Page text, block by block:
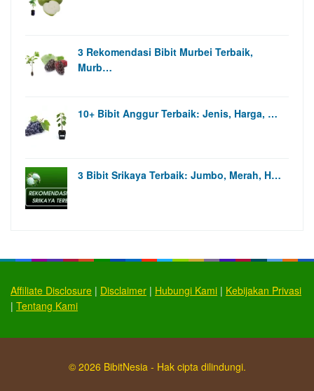
3 Rekomendasi Bibit Murbei Terbaik,
Murb…
10+ Bibit Anggur Terbaik: Jenis, Harga, …
3 Bibit Srikaya Terbaik: Jumbo, Merah, H…
Affiliate Disclosure | Disclaimer | Hubungi Kami | Kebijakan Privasi
| Tentang Kami
© 2026 BibitNesia - Hak cipta dilindungi.